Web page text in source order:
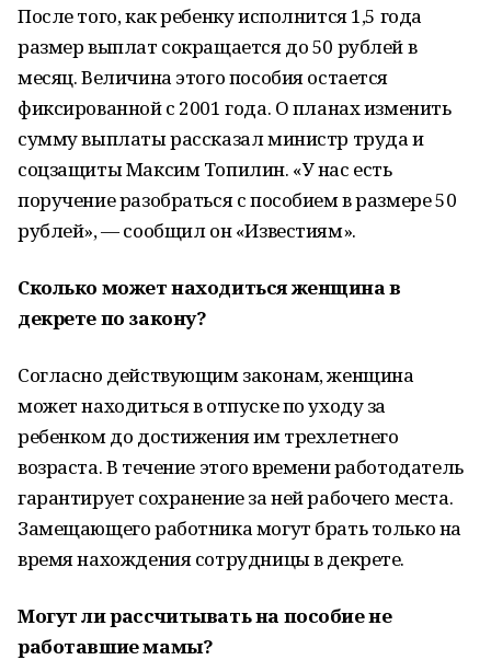
После того, как ребенку исполнится 1,5 года
размер выплат сокращается до 50 рублей в
месяц. Величина этого пособия остается
фиксированной с 2001 года. О планах изменить
сумму выплаты рассказал министр труда и
соцзащиты Максим Топилин. «У нас есть
поручение разобраться с пособием в размере 50
рублей», — сообщил он «Известиям».
Сколько может находиться женщина в
декрете по закону?
Согласно действующим законам, женщина
может находиться в отпуске по уходу за
ребенком до достижения им трехлетнего
возраста. В течение этого времени работодатель
гарантирует сохранение за ней рабочего места.
Замещающего работника могут брать только на
время нахождения сотрудницы в декрете.
Могут ли рассчитывать на пособие не
работавшие мамы?